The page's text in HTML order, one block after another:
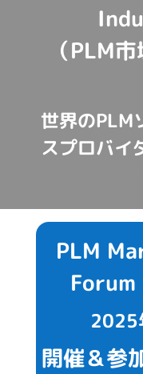
（PLM
世界のPLM
スプロバイ
PLM
Forum
2025
開催＆参